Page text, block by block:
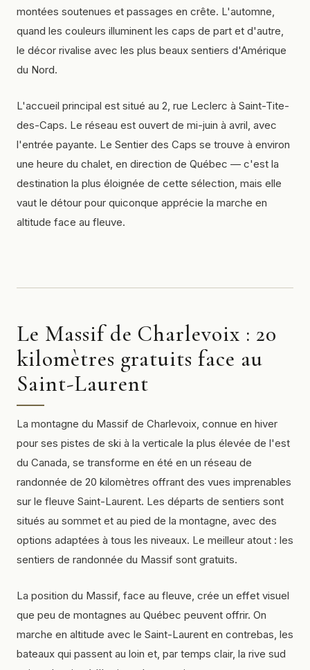
montées soutenues et passages en crête. L'automne,
quand les couleurs illuminent les caps de part et d'autre,
le décor rivalise avec les plus beaux sentiers d'Amérique
du Nord.
L'accueil principal est situé au 2, rue Leclerc à Saint-Tite-
des-Caps. Le réseau est ouvert de mi-juin à avril, avec
l'entrée payante. Le Sentier des Caps se trouve à environ
une heure du chalet, en direction de Québec — c'est la
destination la plus éloignée de cette sélection, mais elle
vaut le détour pour quiconque apprécie la marche en
altitude face au fleuve.
Le Massif de Charlevoix : 20
kilomètres gratuits face au
Saint-Laurent
La montagne du Massif de Charlevoix, connue en hiver
pour ses pistes de ski à la verticale la plus élevée de l'est
du Canada, se transforme en été en un réseau de
randonnée de 20 kilomètres offrant des vues imprenables
sur le fleuve Saint-Laurent. Les départs de sentiers sont
situés au sommet et au pied de la montagne, avec des
options adaptées à tous les niveaux. Le meilleur atout : les
sentiers de randonnée du Massif sont gratuits.
La position du Massif, face au fleuve, crée un effet visuel
que peu de montagnes au Québec peuvent offrir. On
marche en altitude avec le Saint-Laurent en contrebas, les
bateaux qui passent au loin et, par temps clair, la rive sud